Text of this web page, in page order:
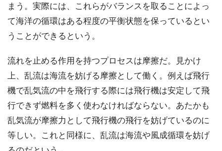
まう。実際には、これらがバランスを取ることによっ
て海洋の循環はある程度の平衡状態を保っているとい
うことができるという。
流れを止める作用を持つプロセスは摩擦だ。見かけ
上、乱流は海流を妨げる摩擦として働く。例えば飛行
機で乱気流の中を飛行する際には飛行機は安定して飛
行できず燃料を多く使わなければならない。あたかも
乱気流が摩擦力として飛行機の飛行を妨げているのに
等しい。これと同様に、乱流は海流や風成循環を妨げ